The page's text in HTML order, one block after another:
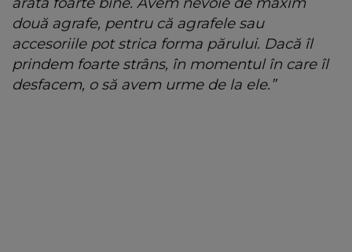
două agrafe, pentru că agrafele sau
accesoriile pot strica forma părului. Dacă îl
prindem foarte strâns, în momentul în care îl
desfacem, o să avem urme de la ele.”